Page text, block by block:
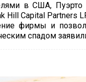
в США,
Hill Capital Partners
фирмы и
спадом